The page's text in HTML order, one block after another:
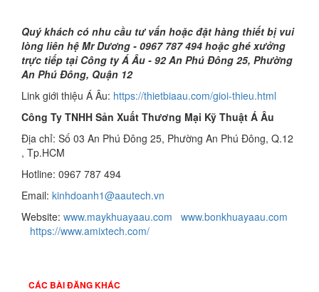
Quý khách có nhu cầu tư vấn hoặc đặt hàng thiết bị vui
lòng liên hệ Mr Dương - 0967 787 494 hoặc ghé xưởng
trực tiếp tại Công ty Á Âu - 92 An Phú Đông 25, Phường
An Phú Đông, Quận 12
Link giới thiệu Á Âu: https://thietbiaau.com/gioi-thieu.html
Công Ty TNHH Sản Xuất Thương Mại Kỹ Thuật Á Âu
Địa chỉ: Số 03 An Phú Đông 25, Phường An Phú Đông, Q.12
, Tp.HCM
Hotline: 0967 787 494
Email: kinhdoanh1@aautech.vn
Website: www.maykhuayaau.com
www.bonkhuayaau.com
https://www.amixtech.com/
CÁC BÀI ĐĂNG KHÁC